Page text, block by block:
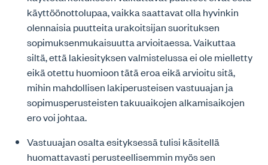
käyttöönottolupaa, vaikka saattavat olla hyvinkin
olennaisia puutteita urakoitsijan suorituksen
sopimuksenmukaisuutta arvioitaessa. Vaikuttaa
siltä, että lakiesityksen valmistelussa ei ole mielletty
eikä otettu huomioon tätä eroa eikä arvioitu sitä,
mihin mahdollisen lakiperusteisen vastuuajan ja
sopimusperusteisten takuuaikojen alkamisaikojen
ero voi johtaa.
Vastuuajan osalta esityksessä tulisi käsitellä
huomattavasti perusteellisemmin myös sen